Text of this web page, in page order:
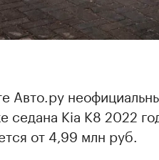
Авто.ру
седана Kia K8 2022
от 4,99 млн руб.